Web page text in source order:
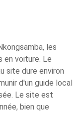
les
en voiture. Le
site dure environ
d'un guide local
Le site est
bien que